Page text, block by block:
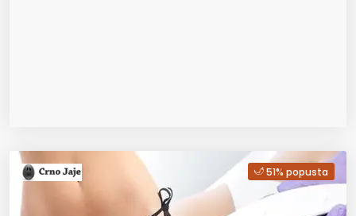
51% popusta